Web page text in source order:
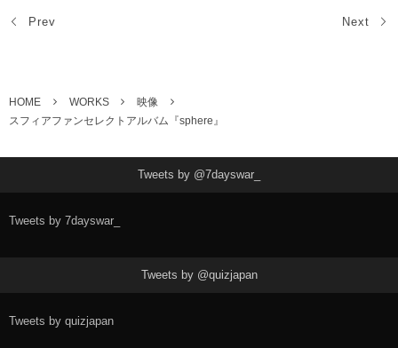
Prev Next
HOME WORKS
映像
スフィアファンセレクトアルバム『sphere』
Tweets by @7dayswar_
Tweets by 7dayswar_
Tweets by @quizjapan
Tweets by quizjapan